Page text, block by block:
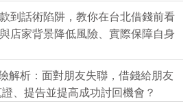
款到話術陷阱，教你在台北借錢前看
店家背景降低風險、實際保障自身
解析：面對朋友失聯，借錢給朋友
、提告並提高成功討回機會？